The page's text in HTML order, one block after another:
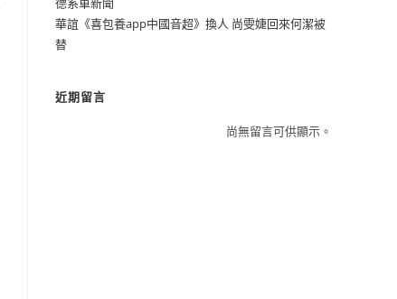
華誼《喜包養app中國音超》換人 尚雯婕回來何潔被
替
近期留言
尚無留言可供顯示。